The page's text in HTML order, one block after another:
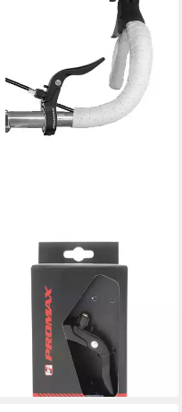
Bremsgriff Zusatzbremshebel
(2-St), Rennrad Bremshebel
FahrradRennradbremshebel
Aluminium
ab 26,01 €
lieferbar - in 6-7 Werktagen bei dir